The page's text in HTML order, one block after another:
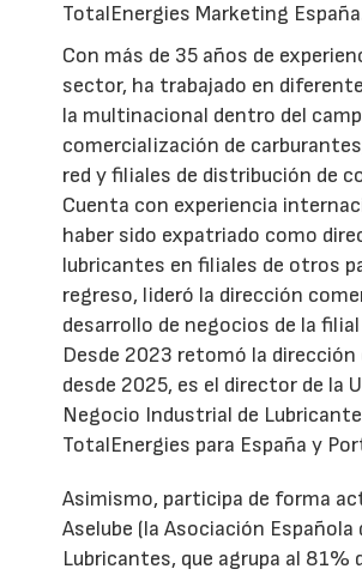
TotalEnergies Marketing
Con más de 35 años de
sector, ha trabajado en
la multinacional dentro del
comercialización de
red y filiales de distribución de
Cuenta con experiencia
haber sido expatriado como
lubricantes en filiales de otros
regreso, lideró la dirección
desarrollo de negocios de la
Desde 2023 retomó la dirección
desde 2025, es el director de la
Negocio Industrial de
TotalEnergies para España y
Asimismo, participa de forma
Aselube (la Asociación Española
Lubricantes, que agrupa al 81%